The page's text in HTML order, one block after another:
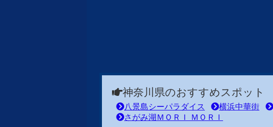
神奈川県のおすすめスポット
八景島シーパラダイス 横浜中華街
さがみ湖ＭＯＲＩ ＭＯＲＩ